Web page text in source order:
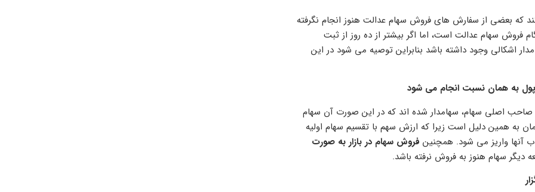
که بعضی از سفارش های فروش سهام عدالت هنوز انجام نگرفته
فروش سهام عدالت است، اما اگر بیشتر از ده روز از ثبت
اشکالی وجود داشته باشد بنابراین توصیه می شود در این
به همان نسبت انجام می شود
صاحب اصلی سهام، سهامدار شده اند که در این صورت آن سهام
تقسیم شده است و علت واریز مبلغ 100 الی 140 هزار تومان به همین دلیل است زیرا که ارزش سهم با تقسیم سهام اولیه
آنها واریز می شود. همچنین فروش سهام در بازار به صورت
سهام هنوز به فروش نرفته باشد.